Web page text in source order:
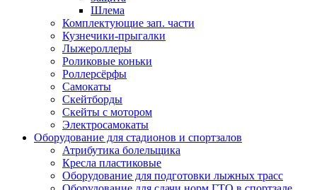
Шлема
Комплектующие зап. части
Кузнечики-прыгалки
Лыжероллеры
Роликовые коньки
Роллерсёрфы
Самокаты
Скейтборды
Скейты с мотором
Электросамокаты
Оборудование для стадионов и спортзалов
Атрибутика болельщика
Кресла пластиковые
Оборудование для подготовки лыжных трасс